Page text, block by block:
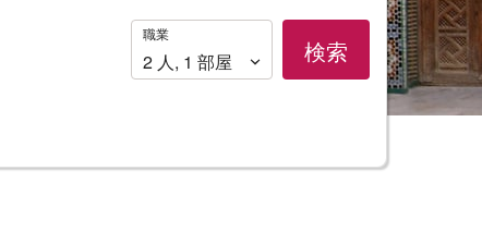
職
業
職業
2 人 , 1 部屋 検索